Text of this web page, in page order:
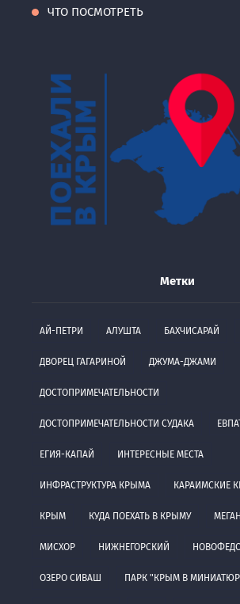
ЧТО ПОСМОТРЕТЬ
Метки
АЙ-ПЕТРИ АЛУШТА БАХЧИСАРАЙ
ДВОРЕЦ ГАГАРИНОЙ ДЖУМА-ДЖАМИ
ДОСТОПРИМЕЧАТЕЛЬНОСТИ
ДОСТОПРИМЕЧАТЕЛЬНОСТИ СУДАКА
ЕГИЯ-КАПАЙ ИНТЕРЕСНЫЕ МЕСТА
ИНФРАСТРУКТУРА КРЫМА КАРАИМСКИЕ
КРЫМ КУДА ПОЕХАТЬ В КРЫМУ
МИСХОР НИЖНЕГОРСКИЙ
ОЗЕРО СИВАШ ПАРК "КРЫМ В